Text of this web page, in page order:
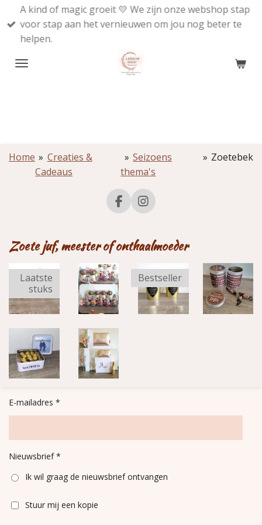
direct
naar
A kind of magic groeit 💛 We zijn onze webshop stap
voor stap aan het vernieuwen om jou nog beter te
helpen.
Home » Creaties &
Cadeaus
» Seizoens
thema's
» Zoetebek
F
a
b
o
k
I
n
a
r
a
m
Zoete juf, meester of onthaalmoeder
Laatste
stuks
Bestseller
E-mailadres *
Nieuwsbrief *
Ik wil graag de nieuwsbrief ontvangen
Stuur mij een kopie